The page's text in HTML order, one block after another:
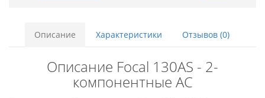
Описание Характеристики Отзывов (0)
Описание Focal 130AS - 2-
компонентные АС